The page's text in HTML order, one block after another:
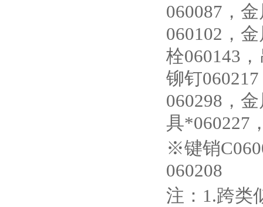
060087，
060102，
栓060143
铆钉
060298，
具*060227
※键销
060208
注：1.跨类